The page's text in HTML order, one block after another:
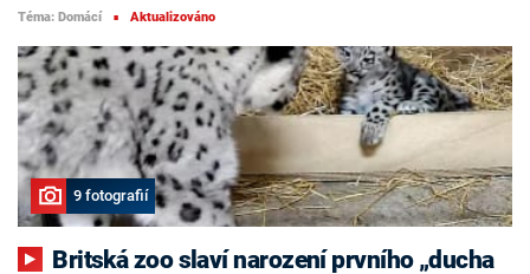
Téma: Domácí ■ Aktualizováno
9 fotografií